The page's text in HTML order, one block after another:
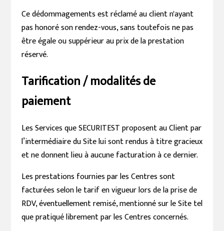
Ce dédommagements est réclamé au client n'ayant
pas honoré son rendez-vous, sans toutefois ne pas
être égale ou suppérieur au prix de la prestation
réservé.
Tarification / modalités de
paiement
Les Services que SECURITEST proposent au Client par
l’intermédiaire du Site lui sont rendus à titre gracieux
et ne donnent lieu à aucune facturation à ce dernier.
Les prestations fournies par les Centres sont
facturées selon le tarif en vigueur lors de la prise de
RDV, éventuellement remisé, mentionné sur le Site tel
que pratiqué librement par les Centres concernés.